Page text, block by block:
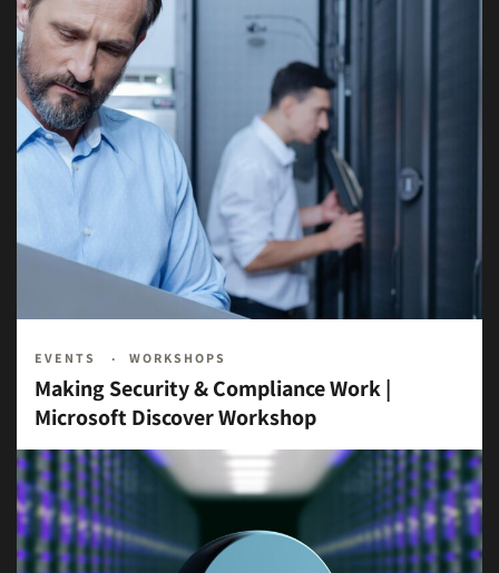
EVENTS WORKSHOPS
Making Security & Compliance Work |
Microsoft Discover Workshop